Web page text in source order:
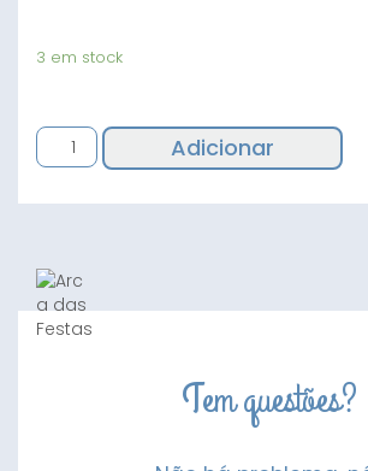
3 em stock
Quantidade
de
Prateado
Adicionar
Tem questões?